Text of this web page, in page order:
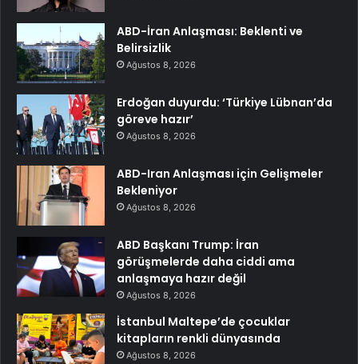
ABD-İran Anlaşması: Beklenti ve
Belirsizlik
Ağustos 8, 2026
Erdoğan duyurdu: ‘Türkiye Lübnan’da
göreve hazır’
Ağustos 8, 2026
ABD-Iran Anlaşması için Gelişmeler
Bekleniyor
Ağustos 8, 2026
ABD Başkanı Trump: İran
görüşmelerde daha ciddi ama
anlaşmaya hazır değil
Ağustos 8, 2026
İstanbul Maltepe’de çocuklar
kitapların renkli dünyasında
Ağustos 8, 2026